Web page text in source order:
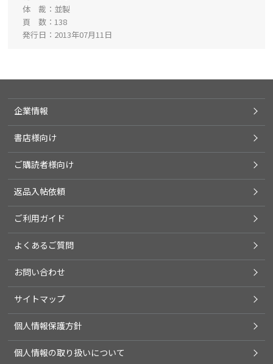
体 裁
並製
頁 数
138
発行日
2013年07月11日
企業情報
書店様向け
ご購読者様向け
返品入帖依頼
ご利用ガイド
よくあるご質問
お問い合わせ
サイトマップ
個人情報保護方針
個人情報の取り扱いについて